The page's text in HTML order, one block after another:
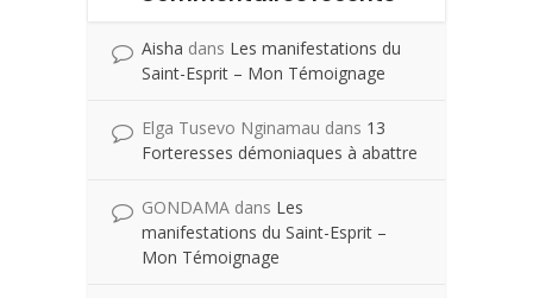
Aisha dans Les manifestations du
Saint-Esprit – Mon Témoignage
Elga Tusevo Nginamau dans 13
Forteresses démoniaques à abattre
GONDAMA dans Les
manifestations du Saint-Esprit –
Mon Témoignage